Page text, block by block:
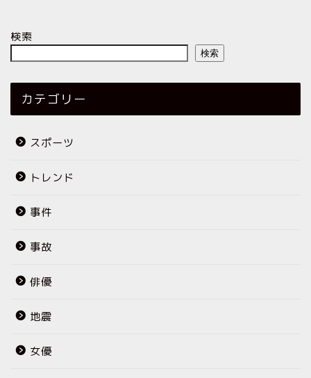
検索
検索
カテゴリー
スポーツ
トレンド
事件
事故
俳優
地震
女優